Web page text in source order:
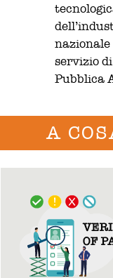
servizio
Pubblica
A